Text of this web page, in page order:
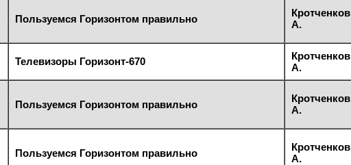
Пользуемся Горизонтом правильно
Кротченков
А.
Телевизоры Горизонт-670
Кротченков
А.
Пользуемся Горизонтом правильно
Кротченков
А.
Пользуемся Горизонтом правильно
Кротченков
А.